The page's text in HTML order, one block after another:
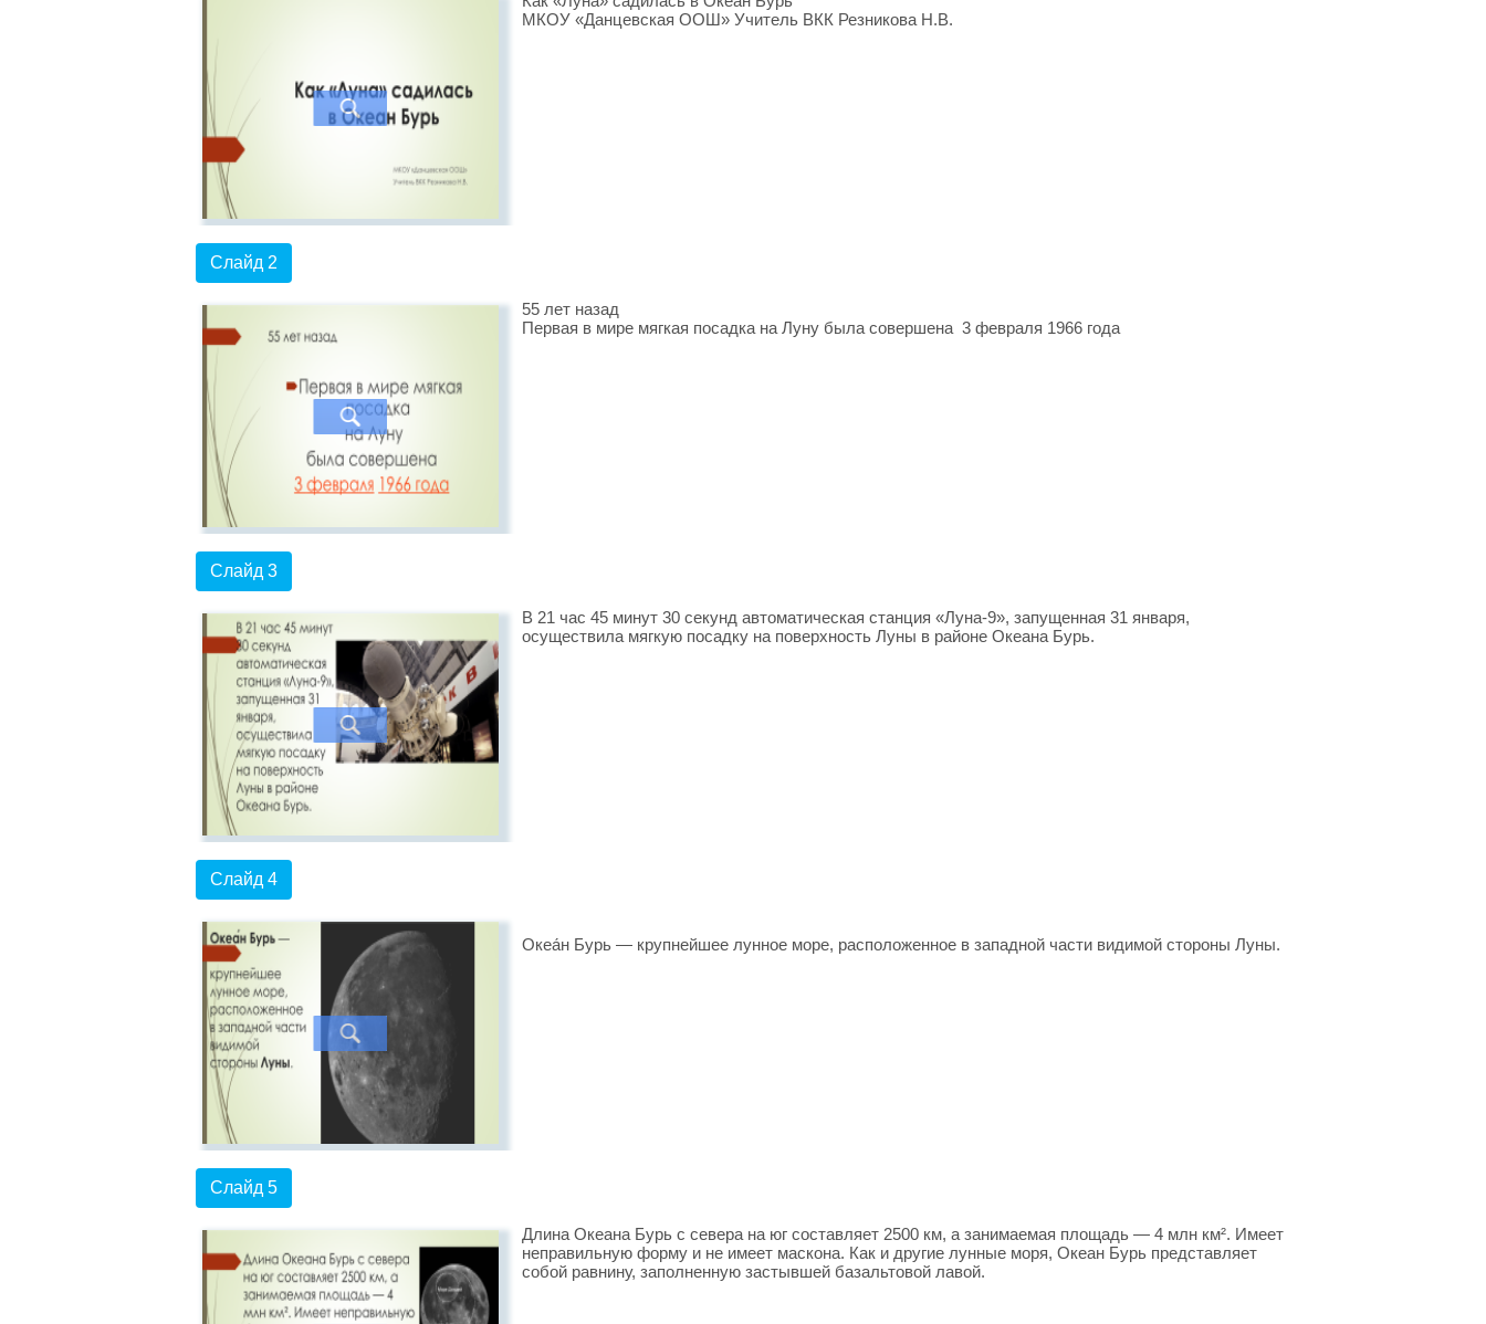
МКОУ «Данцевская ООШ» Учитель ВКК Резникова Н.В.
Слайд 2
55 лет назад
Первая в мире мягкая посадка на Луну была совершена 3 февраля 1966 года
Слайд 3
В 21 час 45 минут 30 секунд автоматическая станция «Луна-9», запущенная 31 января,
осуществила мягкую посадку на поверхность Луны в районе Океана Бурь.
Слайд 4
Океа́н Бурь — крупнейшее лунное море, расположенное в западной части видимой стороны Луны.
Слайд 5
Длина Океана Бурь с севера на юг составляет 2500 км, а занимаемая площадь — 4 млн км². Имеет
неправильную форму и не имеет маскона. Как и другие лунные моря, Океан Бурь представляет
собой равнину, заполненную застывшей базальтовой лавой.